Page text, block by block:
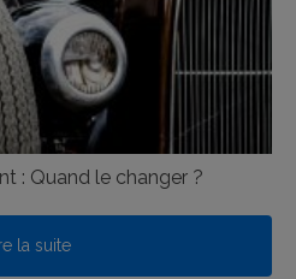
: Quand le changer ?
la suite